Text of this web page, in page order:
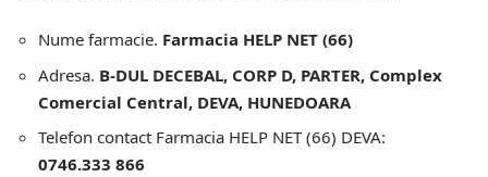
Nume farmacie. Farmacia HELP NET (66)
Adresa. B-DUL DECEBAL, CORP D, PARTER, Complex
Comercial Central, DEVA, HUNEDOARA
Telefon contact Farmacia HELP NET (66) DEVA:
0746.333 866